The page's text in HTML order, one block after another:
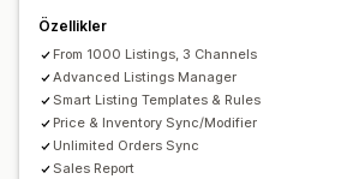
Özellikler
From 1000 Listings, 3 Channels
Advanced Listings Manager
Smart Listing Templates & Rules
Price & Inventory Sync/Modifier
Unlimited Orders Sync
Sales Report